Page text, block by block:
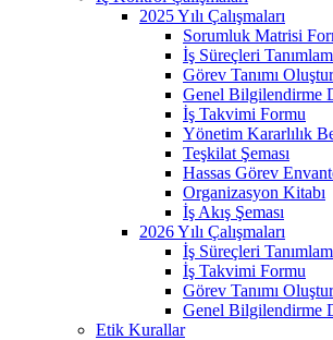
2025 Yılı Çalışmaları
Sorumluk Matrisi
İş Süreçleri
Görev Tanımı
Genel Bilgilendirme
İş Takvimi Formu
Yönetim Kararlılık
Teşkilat Şeması
Hassas Görev
Organizasyon Kitabı
İş Akış Şeması
2026 Yılı Çalışmaları
İş Süreçleri
İş Takvimi Formu
Görev Tanımı
Genel Bilgilendirme
Etik Kurallar